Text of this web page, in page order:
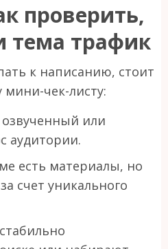
проверить,
тема трафик
к написанию, стоит
чек-листу:
или
аудитории.
есть материалы, но
счет уникального